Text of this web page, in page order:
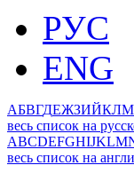
РУС
ENG
АБВГДЕЖЗИЙКЛМ
весь список на
ABCDEFGHIJKLM
весь список на